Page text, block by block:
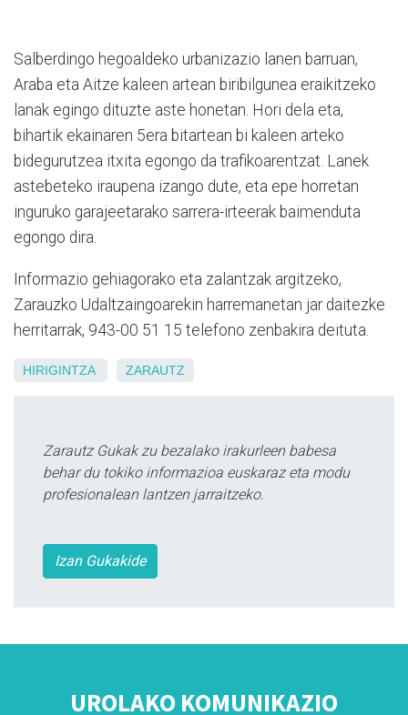
Salberdingo hegoaldeko urbanizazio lanen barruan,
Araba eta Aitze kaleen artean biribilgunea eraikitzeko
lanak egingo dituzte aste honetan. Hori dela eta,
bihartik ekainaren 5era bitartean bi kaleen arteko
bidegurutzea itxita egongo da trafikoarentzat. Lanek
astebeteko iraupena izango dute, eta epe horretan
inguruko garajeetarako sarrera-irteerak baimenduta
egongo dira.
Informazio gehiagorako eta zalantzak argitzeko,
Zarauzko Udaltzaingoarekin harremanetan jar daitezke
herritarrak, 943-00 51 15 telefono zenbakira deituta.
HIRIGINTZA ZARAUTZ
Zarautz Gukak zu bezalako irakurleen babesa
behar du tokiko informazioa euskaraz eta modu
profesionalean lantzen jarraitzeko.
Izan Gukakide
UROLAKO KOMUNIKAZIO